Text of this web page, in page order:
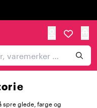
spre glede, farge og